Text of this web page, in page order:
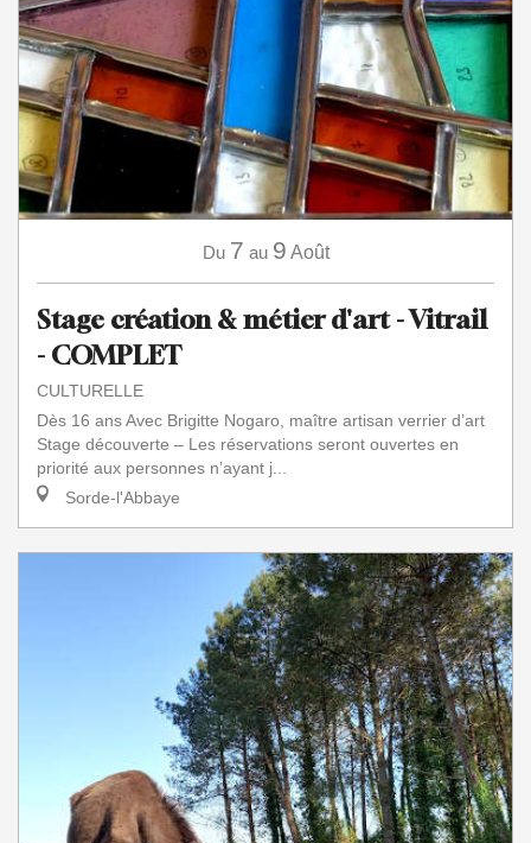
Du 7 au 9 Août
Stage création & métier d'art - Vitrail
- COMPLET
CULTURELLE
Dès 16 ans Avec Brigitte Nogaro, maître artisan verrier d’art
Stage découverte – Les réservations seront ouvertes en
priorité aux personnes n’ayant j...
Sorde-l'Abbaye